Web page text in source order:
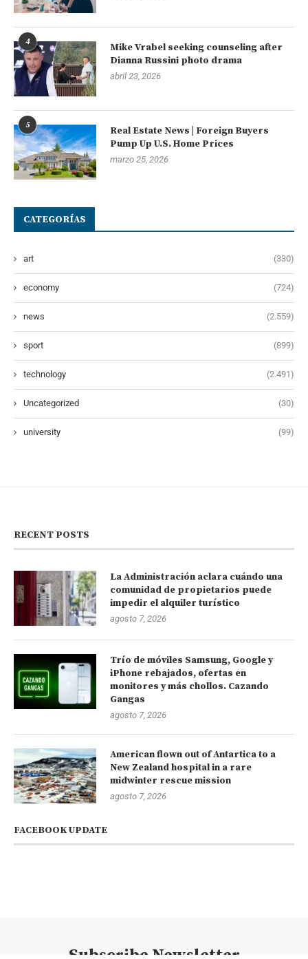
4
Mike Vrabel seeking counseling after
Dianna Russini photo drama
abril 23, 2026
5
Real Estate News | Foreign Buyers
Pump Up U.S. Home Prices
marzo 25, 2026
CATEGORÍAS
art (330)
economy (724)
news (2.559)
sport (899)
technology (2.491)
Uncategorized (30)
university (99)
RECENT POSTS
La Administración aclara cuándo una
comunidad de propietarios puede
impedir el alquiler turístico
agosto 7, 2026
Trío de móviles Samsung, Google y
iPhone rebajados, ofertas en
monitores y más chollos. Cazando
Gangas
agosto 7, 2026
American flown out of Antartica to a
New Zealand hospital in a rare
midwinter rescue mission
agosto 7, 2026
FACEBOOK UPDATE